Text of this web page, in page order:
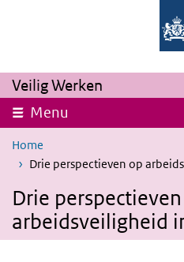
Veilig Werken
Menu
Home
Drie perspectieven op
Drie
arbeidsveiligheid